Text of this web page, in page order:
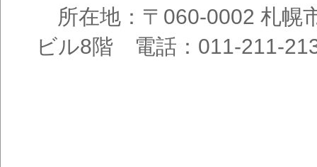
所在地：〒060-0002 札幌
ビル8階 電話：011-211-